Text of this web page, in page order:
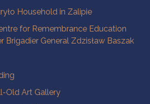
Household in Zalipie
for Remembrance Education
Brigadier General Zdzisław Baszak
Old Art Gallery